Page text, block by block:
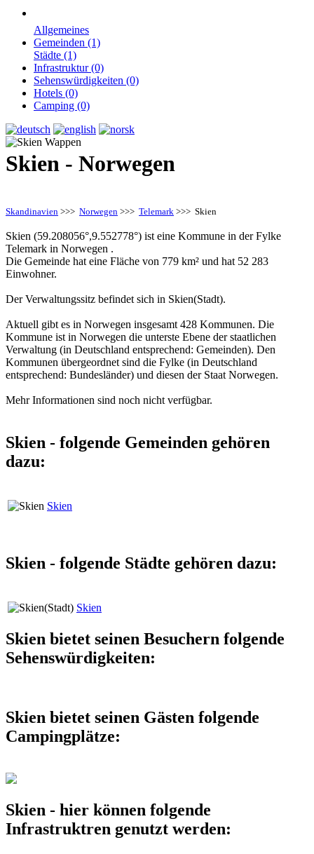
Allgemeines
Gemeinden (1)
Städte (1)
Infrastruktur (0)
Sehenswürdigkeiten (0)
Hotels (0)
Camping (0)
Skien - Norwegen
Skandinavien >>> Norwegen >>> Telemark >>> Skien
Skien (59.208056°,9.552778°) ist eine Kommune in der Fylke
Telemark in Norwegen .
Die Gemeinde hat eine Fläche von 779 km² und hat 52 283
Einwohner.
Der Verwaltungssitz befindet sich in Skien(Stadt).
Aktuell gibt es in Norwegen insgesamt 428 Kommunen. Die
Kommune ist in Norwegen die unterste Ebene der staatlichen
Verwaltung (in Deutschland entsprechend: Gemeinden). Den
Kommunen übergeordnet sind die Fylke (in Deutschland
entsprechend: Bundesländer) und diesen der Staat Norwegen.
Mehr Informationen sind noch nicht verfügbar.
Skien - folgende Gemeinden gehören
dazu:
Skien
Skien - folgende Städte gehören dazu:
Skien
Skien bietet seinen Besuchern folgende
Sehenswürdigkeiten:
Skien bietet seinen Gästen folgende
Campingplätze:
Skien - hier können folgende
Infrastruktren genutzt werden: